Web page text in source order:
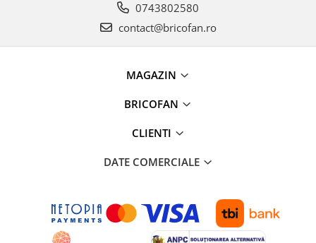
Articole si accesorii birou
0743802580
contact@bricofan.ro
MAGAZIN
BRICOFAN
CLIENTI
DATE COMERCIALE